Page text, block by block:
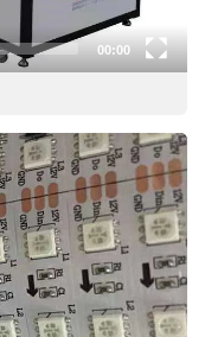
00:00